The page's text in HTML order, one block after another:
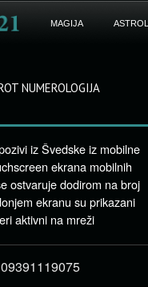
MAGIJA
NUMEROLOGIJA
iz Švedske iz mobilne
ekrana mobilnih
ostvaruje dodirom na broj
ekranu su prikazani
aktivni na mreži
09391119075